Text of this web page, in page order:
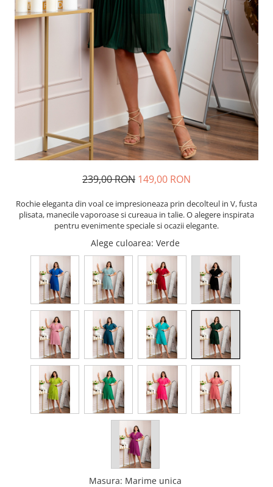
239,00 RON 149,00 RON
Rochie eleganta din voal ce impresioneaza prin decolteul in V, fusta
plisata, manecile vaporoase si cureaua in talie. O alegere inspirata
pentru evenimente speciale si ocazii elegante.
Alege culoarea: Verde
Masura: Marime unica